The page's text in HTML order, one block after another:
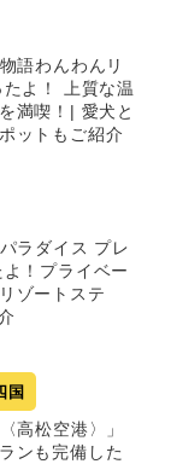
語わんわんリ
よ！ 上質な温
満喫！| 愛犬と
ットもご紹介
ラダイス プレ
！プライベー
ゾートステ
国
高松空港〉」
ンも完備した